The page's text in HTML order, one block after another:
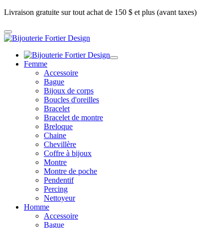
Livraison gratuite sur tout achat de 150 $ et plus (avant taxes)
Femme
Accessoire
Bague
Bijoux de corps
Boucles d'oreilles
Bracelet
Bracelet de montre
Breloque
Chaine
Chevillère
Coffre à bijoux
Montre
Montre de poche
Pendentif
Percing
Nettoyeur
Homme
Accessoire
Bague